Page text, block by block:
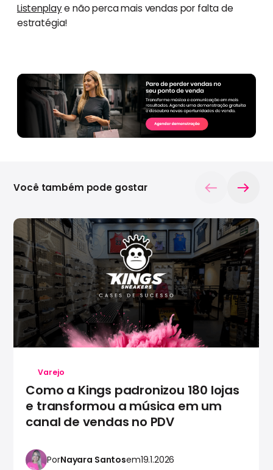
Listenplaye não perca mais vendas por falta de
estratégia!
Varejo
Como a Kings padronizou 180 lojas
e transformou a música em um
canal de vendas no PDV
PorNayara Santosem19.1.2026
Você também pode gostar